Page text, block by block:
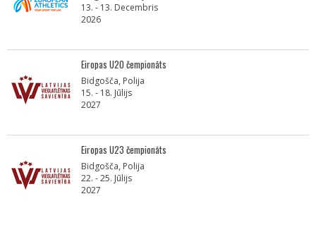
13. - 13. Decembris
2026
Eiropas U20 čempionāts
Bidgošča, Polija
15. - 18. Jūlijs
2027
Eiropas U23 čempionāts
Bidgošča, Polija
22. - 25. Jūlijs
2027